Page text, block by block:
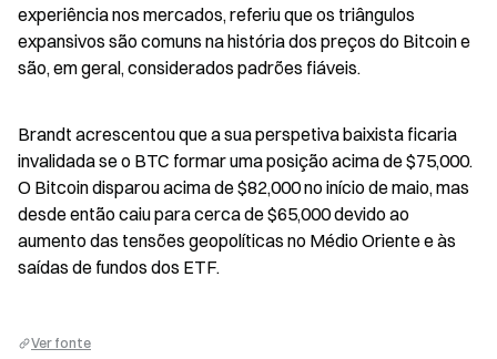
experiência nos mercados, referiu que os triângulos
expansivos são comuns na história dos preços do Bitcoin e
são, em geral, considerados padrões fiáveis.
Brandt acrescentou que a sua perspetiva baixista ficaria
invalidada se o BTC formar uma posição acima de $75,000.
O Bitcoin disparou acima de $82,000 no início de maio, mas
desde então caiu para cerca de $65,000 devido ao
aumento das tensões geopolíticas no Médio Oriente e às
saídas de fundos dos ETF.
Ver fonte